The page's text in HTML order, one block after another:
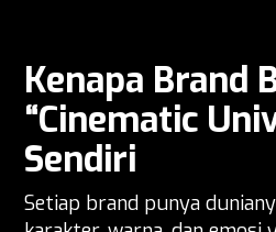
Kenapa Brand
“Cinematic
Sendiri
Setiap brand punya